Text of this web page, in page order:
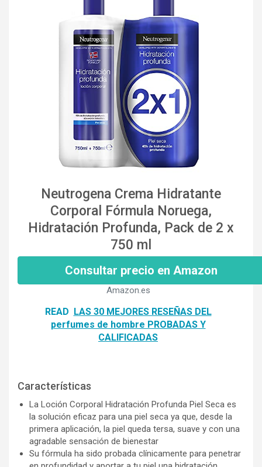
Neutrogena Crema Hidratante
Corporal Fórmula Noruega,
Hidratación Profunda, Pack de 2 x
750 ml
Consultar precio en Amazon
Amazon.es
READ LAS 30 MEJORES RESEÑAS DEL
perfumes de hombre PROBADAS Y
CALIFICADAS
Características
La Loción Corporal Hidratación Profunda Piel Seca es
la solución eficaz para una piel seca ya que, desde la
primera aplicación, la piel queda tersa, suave y con una
agradable sensación de bienestar
Su fórmula ha sido probada clínicamente para penetrar